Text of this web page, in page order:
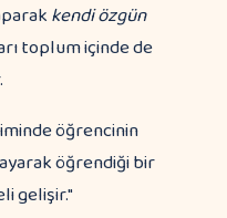
kendi özgün
toplum içinde de
öğrencinin
öğrendiği bir
gelişir."